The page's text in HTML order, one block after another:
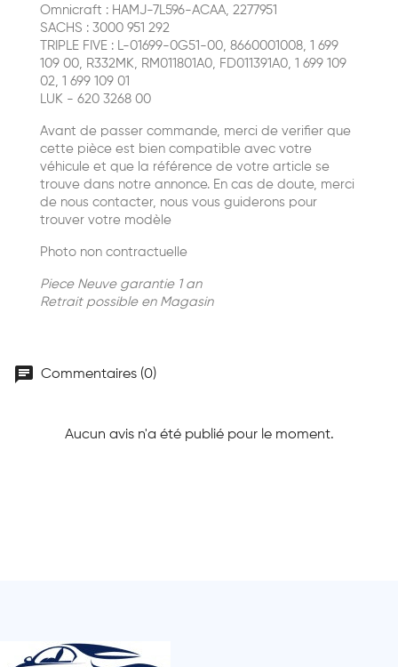
Omnicraft : HAMJ-7L596-ACAA, 2277951
SACHS : 3000 951 292
TRIPLE FIVE : L-01699-0G51-00, 8660001008, 1 699
109 00, R332MK, RM011801A0, FD011391A0, 1 699 109
02, 1 699 109 01
LUK - 620 3268 00
Avant de passer commande, merci de verifier que
cette pièce est bien compatible avec votre
véhicule et que la référence de votre article se
trouve dans notre annonce. En cas de doute, merci
de nous contacter, nous vous guiderons pour
trouver votre modèle
Photo non contractuelle
Piece Neuve garantie 1 an
Retrait possible en Magasin
chat Commentaires (0)
Aucun avis n'a été publié pour le moment.